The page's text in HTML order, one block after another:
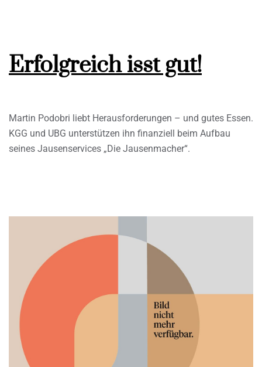
Erfolgreich isst gut!
Martin Podobri liebt Herausforderungen – und gutes Essen.
KGG und UBG unterstützen ihn finanziell beim Aufbau
seines Jausenservices „Die Jausenmacher“.